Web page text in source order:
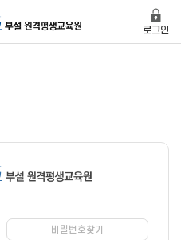
로그인
비밀번호찾기